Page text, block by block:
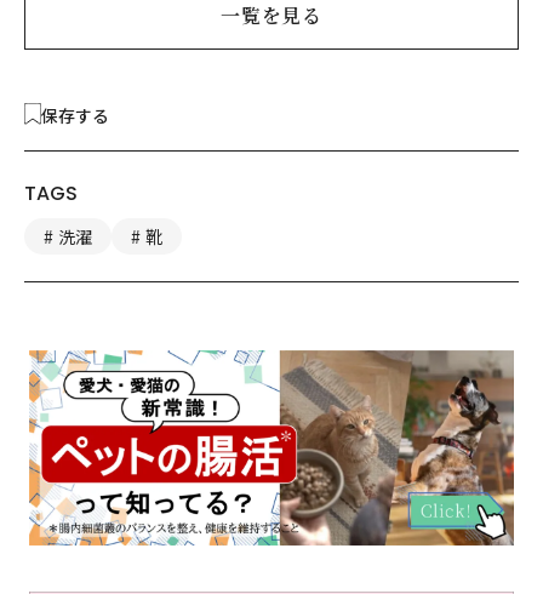
一覧を見る
保存する
TAGS
洗濯 靴